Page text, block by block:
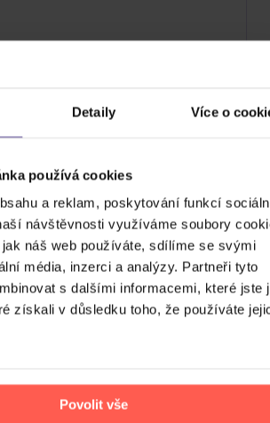
Detaily Více o
používá cookies
a reklam, poskytování funkcí
návštěvnosti využíváme soubory
náš web používáte, sdílíme se svými
média, inzerci a analýzy. Partneři tyto
s dalšími informacemi, které jste
získali v důsledku toho, že používáte
Povolit vše
Do